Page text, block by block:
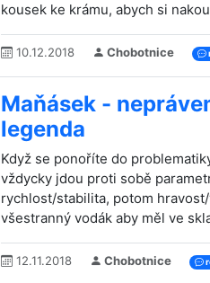
kousek ke krámu, abych si
10.12.2018 Chobotnice
Maňásek -
legenda
Když se ponoříte do
vždycky jdou proti sobě
rychlost/stabilita, potom
všestranný vodák aby měl ve
12.11.2018 Chobotnice